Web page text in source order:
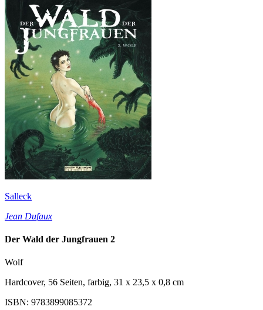
Salleck
Jean Dufaux
Der Wald der Jungfrauen 2
Wolf
Hardcover, 56 Seiten, farbig, 31 x 23,5 x 0,8 cm
ISBN: 9783899085372